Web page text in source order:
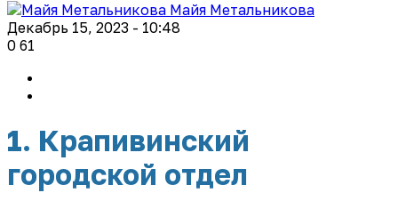
Майя Метальникова
Декабрь 15, 2023 - 10:48
0 61
1. Крапивинский
городской отдел